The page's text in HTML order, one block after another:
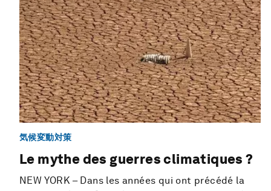
気候変動対策
Le mythe des guerres climatiques ?
NEW YORK – Dans les années qui ont précédé la